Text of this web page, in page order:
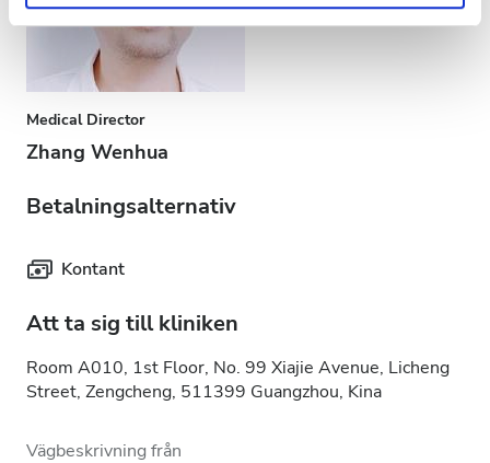
Medical Director
Zhang Wenhua
Betalningsalternativ
Kontant
Att ta sig till kliniken
Room A010, 1st Floor, No. 99 Xiajie Avenue, Licheng
Street, Zengcheng, 511399 Guangzhou, Kina
Vägbeskrivning från